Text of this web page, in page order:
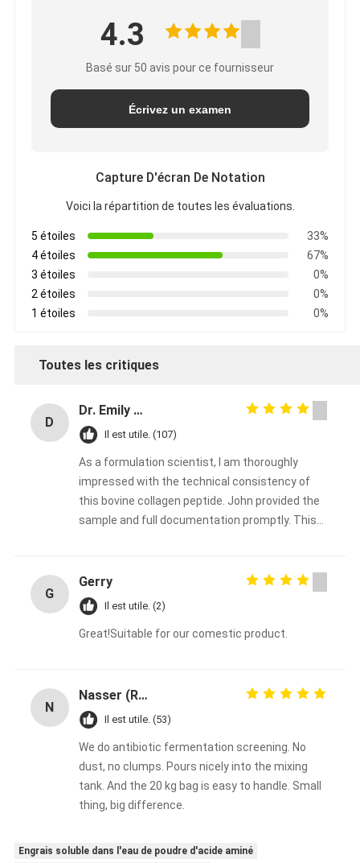
4.3
Basé sur 50 avis pour ce fournisseur
Écrivez un examen
Capture D'écran De Notation
Voici la répartition de toutes les évaluations.
5 étoiles
33%
4 étoiles
67%
3 étoiles
0%
2 étoiles
0%
1 étoiles
0%
Toutes les critiques
D
Dr. Emily Carter
Il est utile. (107)
As a formulation scientist, I am thoroughly
impressed with the technical consistency of
this bovine collagen peptide. John provided the
sample and full documentation promptly. This
or supplement brand.
G
Gerry
Il est utile. (2)
Great!Suitable for our comestic product.
N
Nasser (R&D Manager)
Il est utile. (53)
We do antibiotic fermentation screening. No
dust, no clumps. Pours nicely into the mixing
tank. And the 20 kg bag is easy to handle. Small
thing, big difference.
Engrais soluble dans l'eau de poudre d'acide aminé